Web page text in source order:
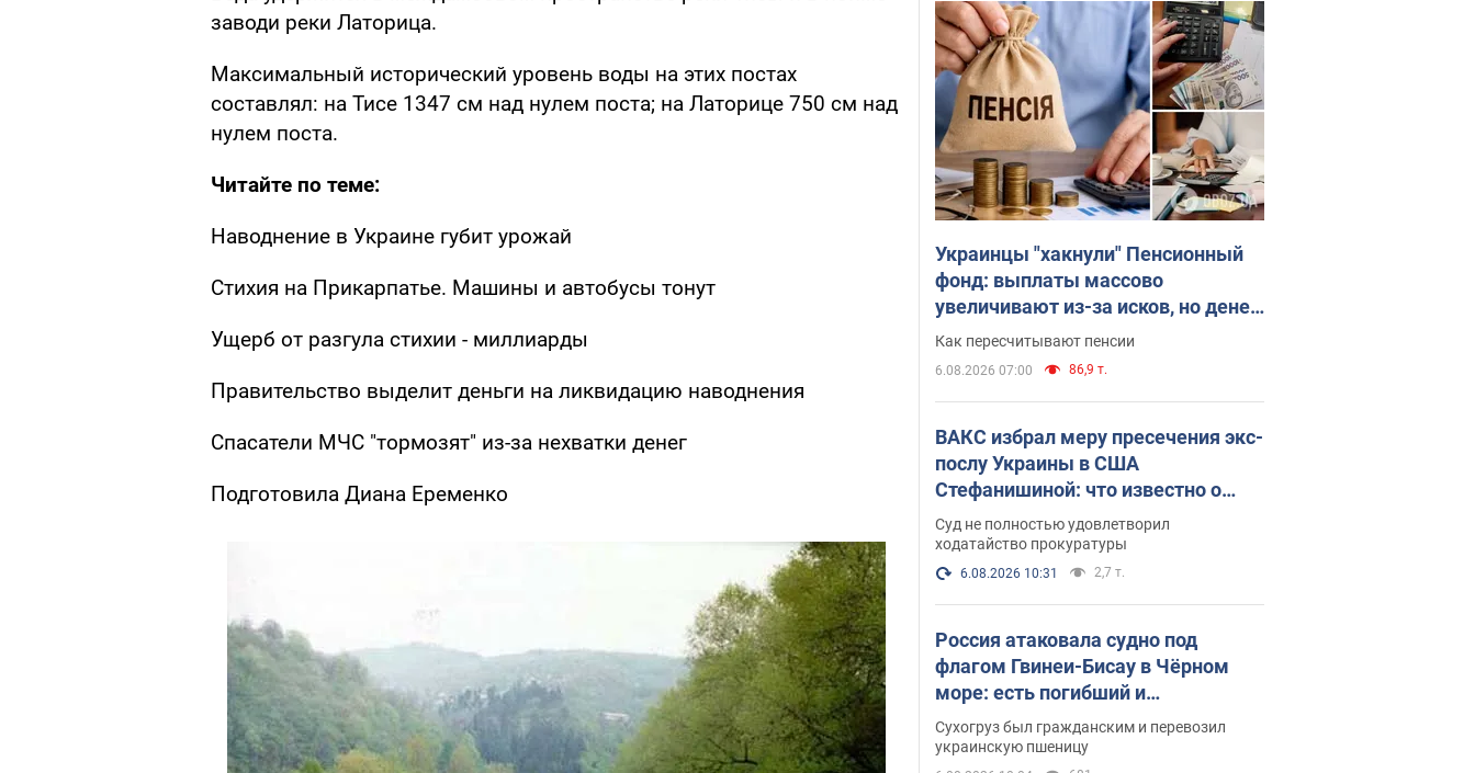
заводи реки Латорица.
Максимальный исторический уровень воды на этих постах
составлял: на Тисе 1347 см над нулем поста; на Латорице 750 см над
нулем поста.
Читайте по теме:
Наводнение в Украине губит урожай
Стихия на Прикарпатье. Машины и автобусы тонут
Ущерб от разгула стихии - миллиарды
Правительство выделит деньги на ликвидацию наводнения
Спасатели МЧС "тормозят" из-за нехватки денег
Подготовила Диана Еременко
Украинцы "хакнули" Пенсионный
фонд: выплаты массово
увеличивают из-за исков, но денег
не хватает
Как пересчитывают пенсии
6.08.2026 07:00 86,9 т.
ВАКС избрал меру пресечения экс-
послу Украины в США
Стефанишиной: что известно о
деле
Суд не полностью удовлетворил
ходатайство прокуратуры
6.08.2026 10:31 2,7 т.
Россия атаковала судно под
флагом Гвинеи-Бисау в Чёрном
море: есть погибший и
пострадавшие
Сухогруз был гражданским и перевозил
украинскую пшеницу